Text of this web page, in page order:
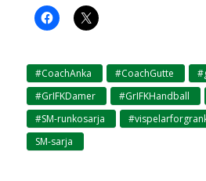
#CoachAnka #CoachGutte
#GrIFKDamer #GrIFKHandball
#SM-runkosarja
SM-sarja